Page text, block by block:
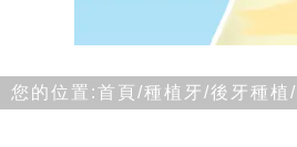
您的位置:首頁/種植牙/後牙種植/